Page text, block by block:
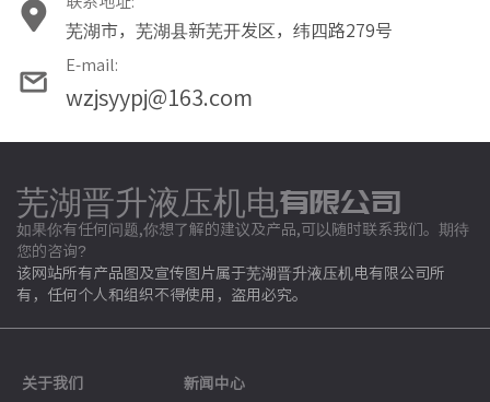
芜湖市，芜湖县新芜开发区，纬四路279号
E-mail:
wzjsyypj@163.com
芜湖晋升液压机电有限公司
如果你有任何问题,你想了解的建议及产品,可以随时联系我们。期待
您的咨询?
该网站所有产品图及宣传图片属于芜湖晋升液压机电有限公司所
有，任何个人和组织不得使用，盗用必究。
关于我们 新闻中心